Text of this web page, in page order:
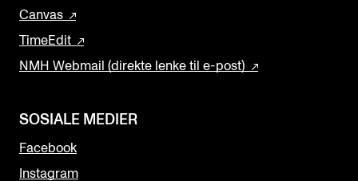
Canvas
TimeEdit
NMH Webmail (direkte lenke til e-post)
SOSIALE MEDIER
Facebook
Instagram